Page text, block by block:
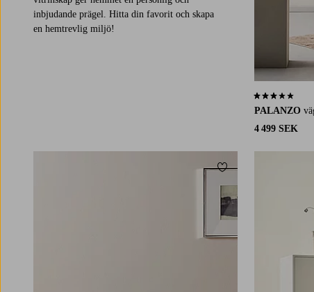
inbjudande prägel. Hitta din favorit och skapa
en hemtrevlig miljö!
PALANZO
4 499 SEK
3,2 baserat på
Lägg till i favoriter